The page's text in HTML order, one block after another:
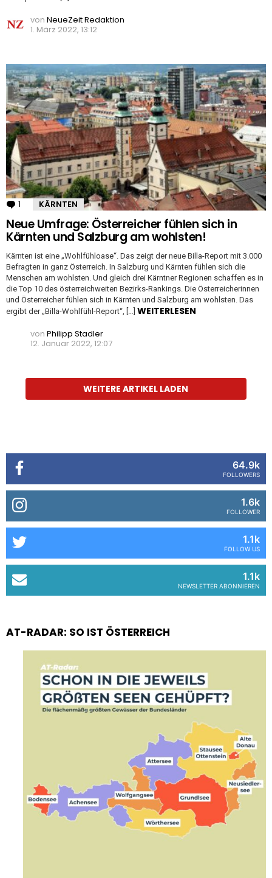
von NeueZeit Redaktion
1. März 2022, 13:12
1 Kommentar
KÄRNTEN
Neue Umfrage: Österreicher fühlen sich in
Kärnten und Salzburg am wohlsten!
Kärnten ist eine „Wohlfühloase“. Das zeigt der neue Billa-Report mit 3.000
Befragten in ganz Österreich. In Salzburg und Kärnten fühlen sich die
Menschen am wohlsten. Und gleich drei Kärntner Regionen schaffen es in
die Top 10 des österreichweiten Bezirks-Rankings. Die Österreicherinnen
und Österreicher fühlen sich in Kärnten und Salzburg am wohlsten. Das
ergibt der „Billa-Wohlfühl-Report“, […] WEITERLESEN
von Philipp Stadler
12. Januar 2022, 12:07
WEITERE ARTIKEL LADEN
64.9k
FOLLOWERS
1.6k
FOLLOWER
1.1k
FOLLOW US
1.1k
NEWSLETTER ABONNIEREN
AT-RADAR: SO IST ÖSTERREICH